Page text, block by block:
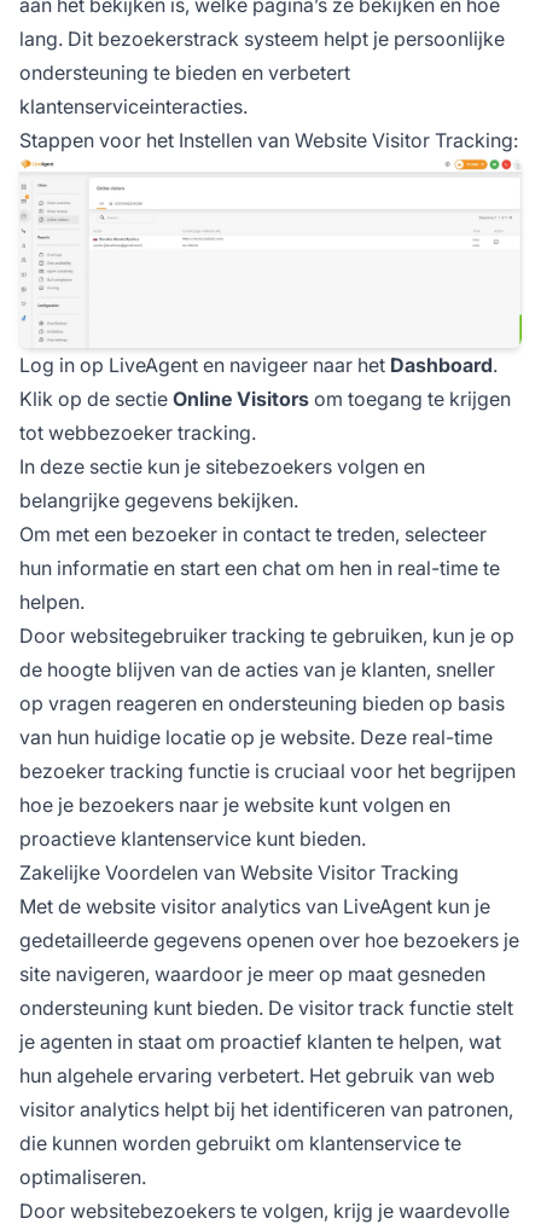
aan het bekijken is, welke pagina’s ze bekijken en hoe
lang. Dit bezoekerstrack systeem helpt je persoonlijke
ondersteuning te bieden en verbetert
klantenserviceinteracties.
Stappen voor het Instellen van Website Visitor Tracking:
Log in op LiveAgent en navigeer naar het Dashboard.
Klik op de sectie Online Visitors om toegang te krijgen
tot webbezoeker tracking.
In deze sectie kun je sitebezoekers volgen en
belangrijke gegevens bekijken.
Om met een bezoeker in contact te treden, selecteer
hun informatie en start een chat om hen in real-time te
helpen.
Door websitegebruiker tracking te gebruiken, kun je op
de hoogte blijven van de acties van je klanten, sneller
op vragen reageren en ondersteuning bieden op basis
van hun huidige locatie op je website. Deze real-time
bezoeker tracking functie is cruciaal voor het begrijpen
hoe je bezoekers naar je website kunt volgen en
proactieve klantenservice kunt bieden.
Zakelijke Voordelen van Website Visitor Tracking
Met de website visitor analytics van LiveAgent kun je
gedetailleerde gegevens openen over hoe bezoekers je
site navigeren, waardoor je meer op maat gesneden
ondersteuning kunt bieden. De visitor track functie stelt
je agenten in staat om proactief klanten te helpen, wat
hun algehele ervaring verbetert. Het gebruik van web
visitor analytics helpt bij het identificeren van patronen,
die kunnen worden gebruikt om klantenservice te
optimaliseren.
Door websitebezoekers te volgen, krijg je waardevolle